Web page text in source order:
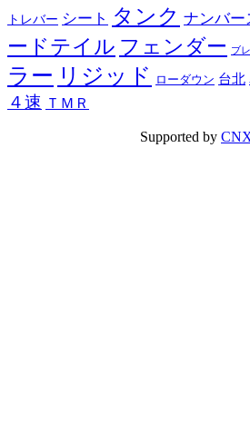
トレバー シート タンク ナンバー
ードテイル フェンダー ブ
ラー リジッド ローダウン 台北
４速 ＴＭＲ
Supported by